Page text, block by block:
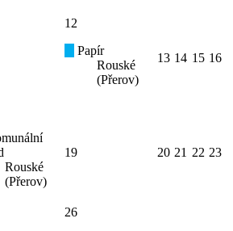
12
Papír
Rouské
(Přerov)
13 14 15 16
Rouské
(Přerov)
19 20 21 22 23
26